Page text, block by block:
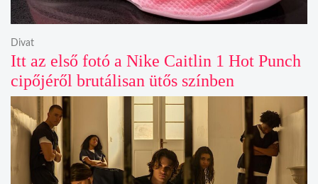
Itt az első fotó a Nike Caitlin 1 Hot Punch
cipőjéről brutálisan ütős színben
Divat